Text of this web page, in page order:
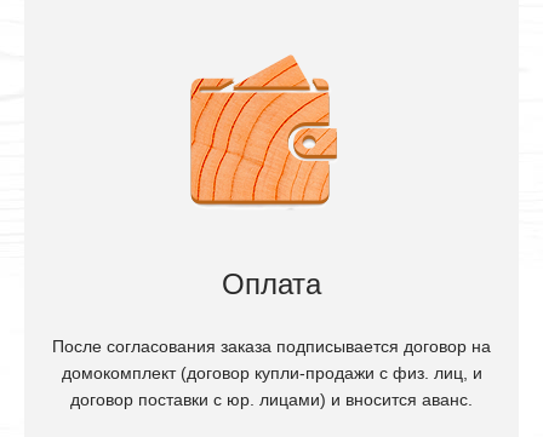
Оплата
После согласования заказа подписывается договор на
домокомплект (договор купли-продажи с физ. лиц, и
договор поставки с юр. лицами) и вносится аванс.